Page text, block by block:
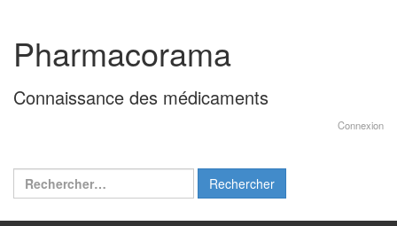
contenu
menu
principal
Pharmacorama
Connaissance des médicaments
Connexion
Rechercher :